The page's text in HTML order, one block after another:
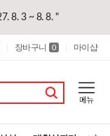
8. 3 ~ 8. 8. "
장바구니 0 마이샵